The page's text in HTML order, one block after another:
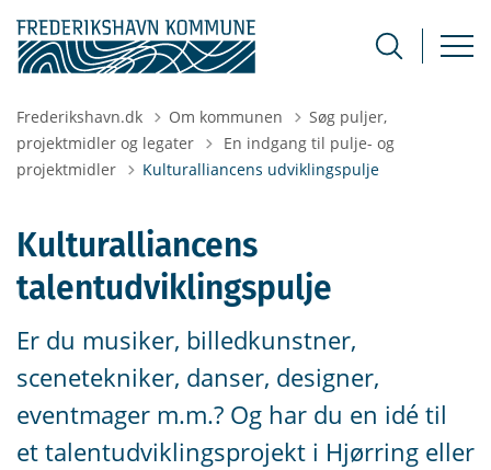
Frederikshavn.dk Om kommunen
Søg puljer,
projektmidler og legater
Tilbage til
En indgang til pulje- og
projektmidler
Kulturalliancens udviklingspulje
Kulturalliancens
talentudviklingspulje
Er du musiker, billedkunstner,
scenetekniker, danser, designer,
eventmager m.m.? Og har du en idé til
et talentudviklingsprojekt i Hjørring eller